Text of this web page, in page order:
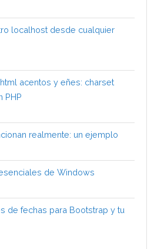
localhost desde cualquier
acentos y eñes: charset
PHP
realmente: un ejemplo
de Windows
de fechas para Bootstrap y tu